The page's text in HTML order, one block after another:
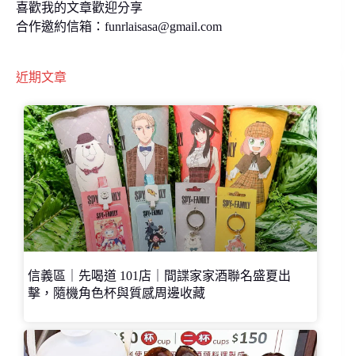
喜歡我的文章歡迎分享
合作邀約信箱： funrlaisasa@gmail.com
近期文章
信義區｜先喝道 101店｜間諜家家酒聯名盛夏出
擊，隨機角色杯與質感周邊收藏